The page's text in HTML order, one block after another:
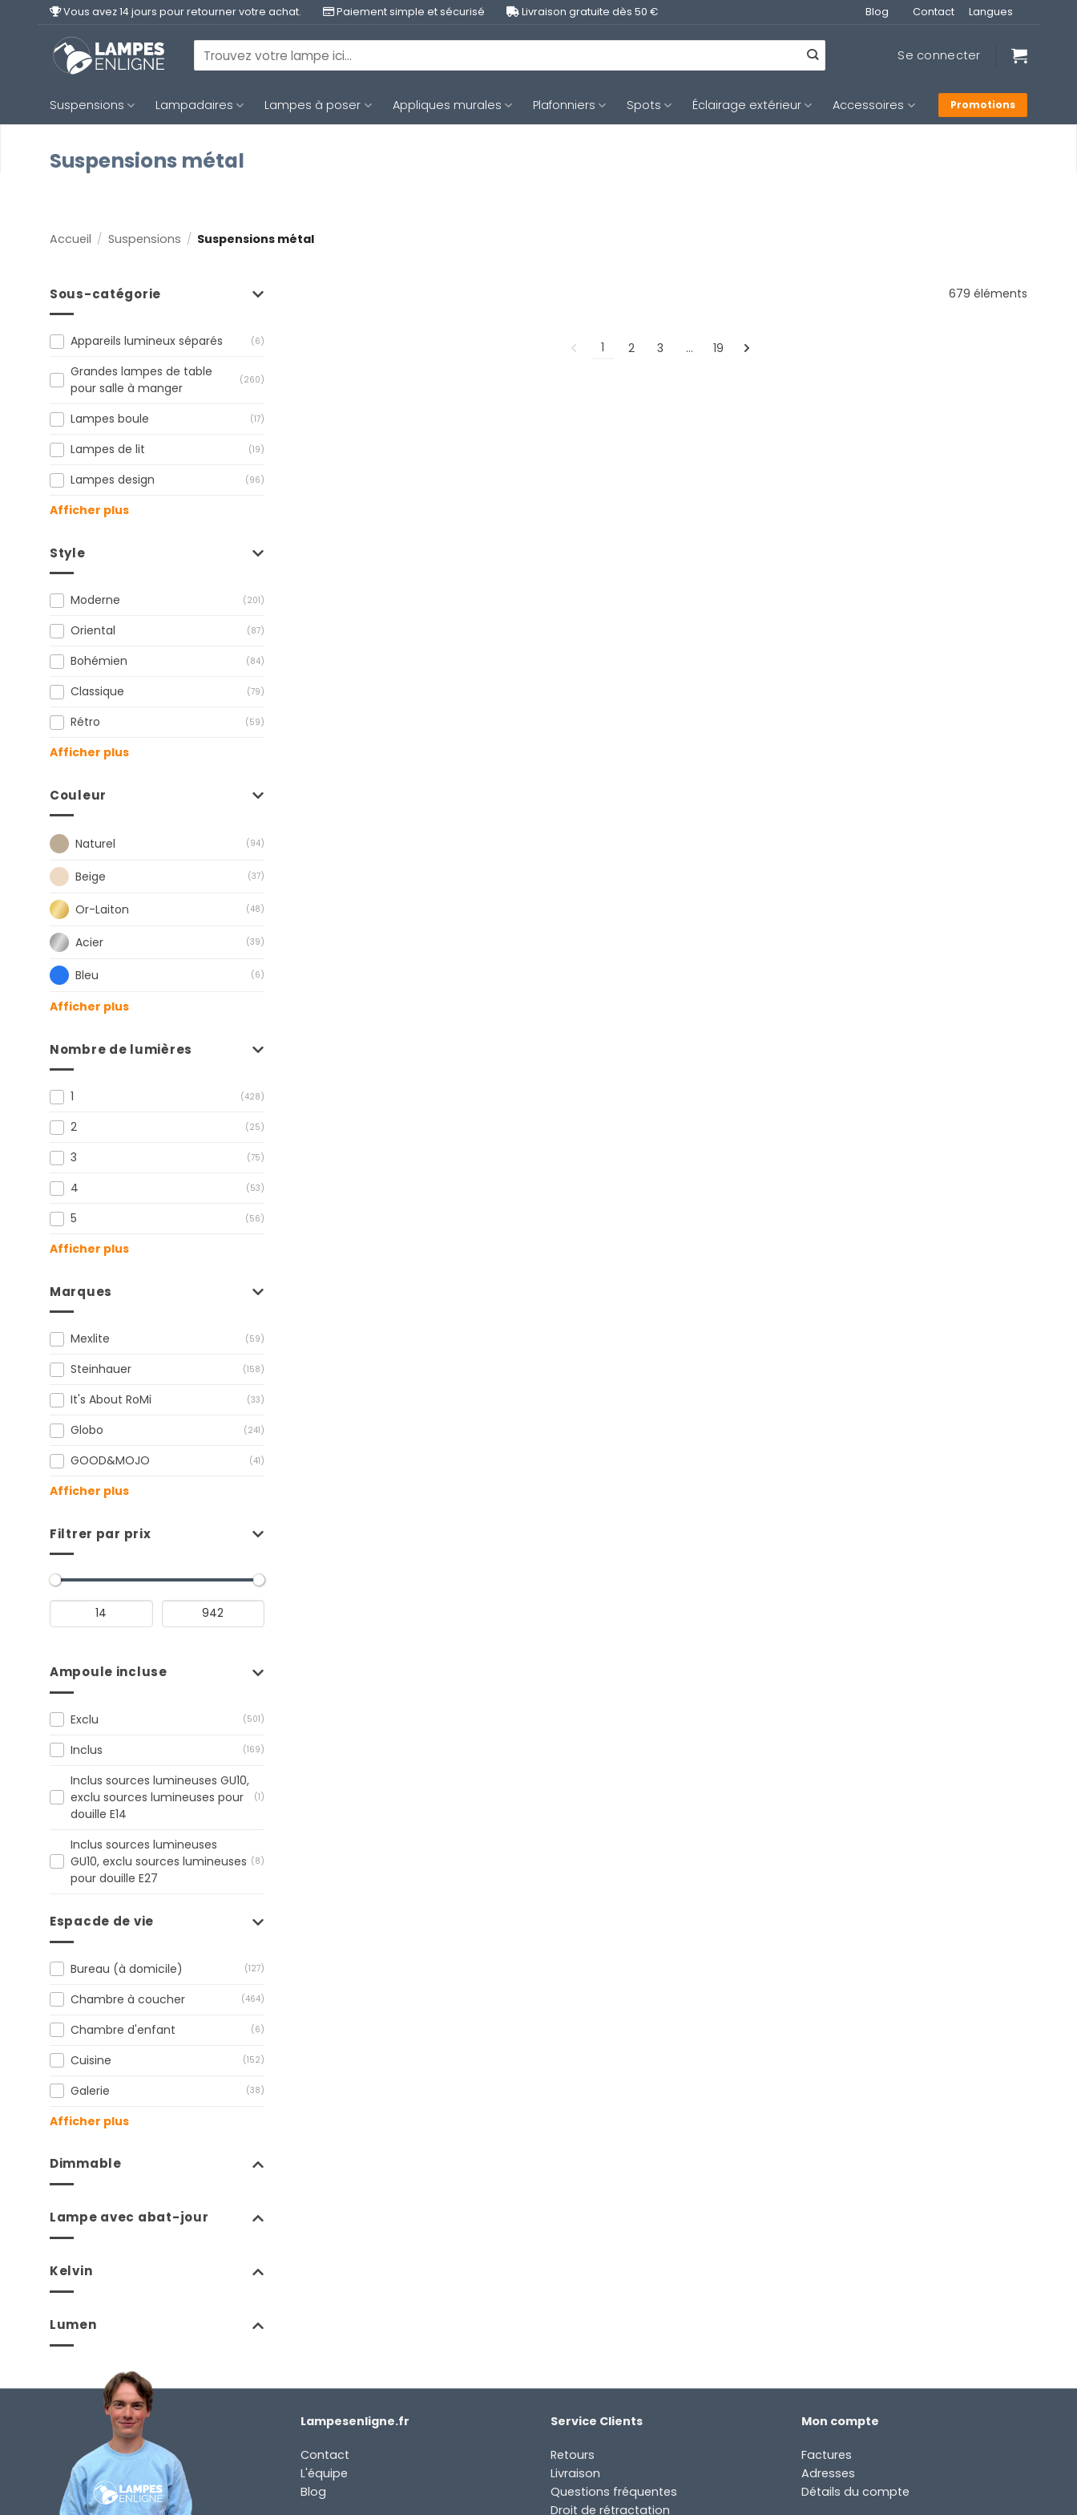
Vous avez 14 jours pour retourner votre achat. Paiement simple et sécurisé Livraison gratuite dès 50 € Blog Contact Langues
Recherche
pour :
Se connecter
Suspensions Lampadaires Lampes à poser Appliques murales Plafonniers Spots Éclairage extérieur Accessoires Promotions
Suspensions métal
Accueil / Suspensions / Suspensions métal
Sous-catégorie
Appareils lumineux séparés (6)
Grandes lampes de table
pour salle à manger
(260)
Lampes boule (17)
Lampes de lit (19)
Lampes design (96)
Afficher plus
Style
Moderne (201)
Oriental (87)
Bohémien (84)
Classique (79)
Rétro (59)
Afficher plus
Couleur
Naturel (94)
Beige (37)
Or-Laiton (48)
Acier (39)
Bleu (6)
Afficher plus
Nombre de lumières
1 (428)
2 (25)
3 (75)
4 (53)
5 (56)
Afficher plus
Marques
Mexlite (59)
Steinhauer (158)
It's About RoMi (33)
Globo (241)
GOOD&MOJO (41)
Afficher plus
Filtrer par prix
Ampoule incluse
Exclu (501)
Inclus (169)
Inclus sources lumineuses GU10,
exclu sources lumineuses pour
douille E14
(1)
Inclus sources lumineuses
GU10, exclu sources lumineuses
pour douille E27
(8)
Espacde de vie
Bureau (à domicile) (127)
Chambre à coucher (464)
Chambre d'enfant (6)
Cuisine (152)
Galerie (38)
Afficher plus
Dimmable
Lampe avec abat-jour
Kelvin
Lumen
679 éléments
1 2 3 … 19
Lampesenligne.fr
Contact
L'équipe
Blog
Service Clients
Retours
Livraison
Questions fréquentes
Droit de rétractation
Mon compte
Factures
Adresses
Détails du compte